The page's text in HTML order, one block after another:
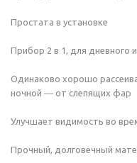
Простата в установке
Прибор 2 в 1, для дневного
Одинаково хорошо
ночной ― от слепящих фар
Улучшает видимость во
Прочный, долговечный